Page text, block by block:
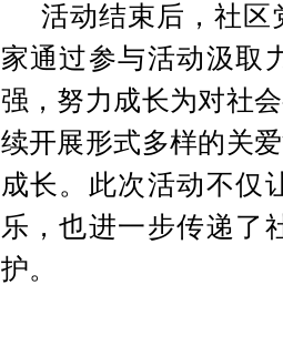
活动结束后，社区
家通过参与活动汲取
强，努力成长为对社
续开展形式多样的关
成长。此次活动不仅
乐，也进一步传递了
护。